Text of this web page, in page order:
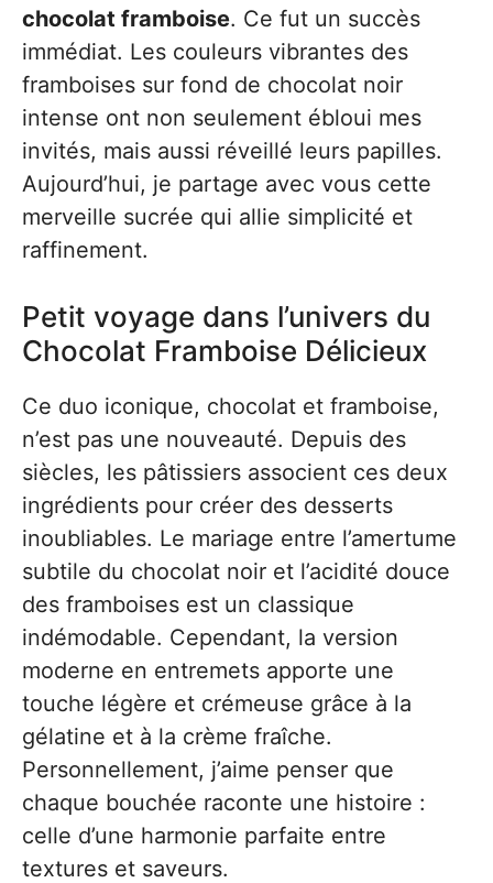
chocolat framboise. Ce fut un succès
immédiat. Les couleurs vibrantes des
framboises sur fond de chocolat noir
intense ont non seulement ébloui mes
invités, mais aussi réveillé leurs papilles.
Aujourd’hui, je partage avec vous cette
merveille sucrée qui allie simplicité et
raffinement.
Petit voyage dans l’univers du
Chocolat Framboise Délicieux
Ce duo iconique, chocolat et framboise,
n’est pas une nouveauté. Depuis des
siècles, les pâtissiers associent ces deux
ingrédients pour créer des desserts
inoubliables. Le mariage entre l’amertume
subtile du chocolat noir et l’acidité douce
des framboises est un classique
indémodable. Cependant, la version
moderne en entremets apporte une
touche légère et crémeuse grâce à la
gélatine et à la crème fraîche.
Personnellement, j’aime penser que
chaque bouchée raconte une histoire :
celle d’une harmonie parfaite entre
textures et saveurs.